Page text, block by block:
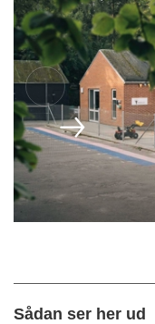
Sådan ser her ud